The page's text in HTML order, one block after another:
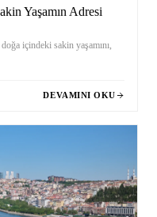
Yaşamın Adresi
içindeki sakin yaşamını,
DEVAMINI OKU